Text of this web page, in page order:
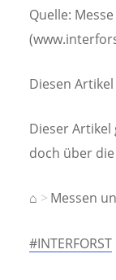
Quelle:
Diesen
Dieser
doch über die
⌂ Messen
#INTERFORST